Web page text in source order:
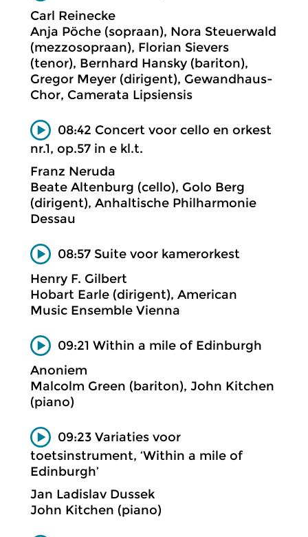
Carl Reinecke
Anja Pöche (sopraan), Nora Steuerwald
(mezzosopraan), Florian Sievers
(tenor), Bernhard Hansky (bariton),
Gregor Meyer (dirigent), Gewandhaus-
Chor, Camerata Lipsiensis
08:42 Concert voor cello en orkest
nr.1, op.57 in e kl.t.
Franz Neruda
Beate Altenburg (cello), Golo Berg
(dirigent), Anhaltische Philharmonie
Dessau
08:57 Suite voor kamerorkest
Henry F. Gilbert
Hobart Earle (dirigent), American
Music Ensemble Vienna
09:21 Within a mile of Edinburgh
Anoniem
Malcolm Green (bariton), John Kitchen
(piano)
09:23 Variaties voor
toetsinstrument, ‘Within a mile of
Edinburgh’
Jan Ladislav Dussek
John Kitchen (piano)